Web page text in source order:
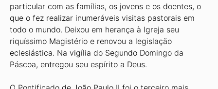
particular com as famílias, os jovens e os doentes, o
que o fez realizar inumeráveis visitas pastorais em
todo o mundo. Deixou em herança à Igreja seu
riquíssimo Magistério e renovou a legislação
eclesiástica. Na vigília do Segundo Domingo da
Páscoa, entregou seu espírito a Deus.